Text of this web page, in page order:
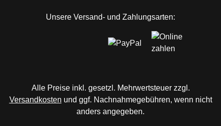
Unsere Versand- und Zahlungsarten:
Alle Preise inkl. gesetzl. Mehrwertsteuer zzgl.
Versandkosten und ggf. Nachnahmegebühren, wenn nicht
anders angegeben.